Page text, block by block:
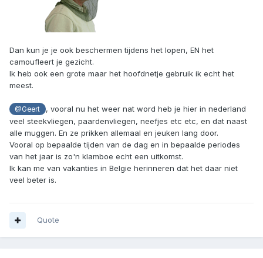
Dan kun je je ook beschermen tijdens het lopen, EN het
camoufleert je gezicht.
Ik heb ook een grote maar het hoofdnetje gebruik ik echt het
meest.
@Geert
, vooral nu het weer nat word heb je hier in nederland
veel steekvliegen, paardenvliegen, neefjes etc etc, en dat naast
alle muggen. En ze prikken allemaal en jeuken lang door.
Vooral op bepaalde tijden van de dag en in bepaalde periodes
van het jaar is zo'n klamboe echt een uitkomst.
Ik kan me van vakanties in Belgie herinneren dat het daar niet
veel beter is.
Quote